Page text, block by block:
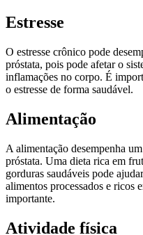
Estresse
O estresse crônico pode
próstata, pois pode afetar o
inflamações no corpo. É
o estresse de forma saudável.
Alimentação
A alimentação desempenha
próstata. Uma dieta rica em
gorduras saudáveis pode
alimentos processados e ricos
importante.
Atividade física